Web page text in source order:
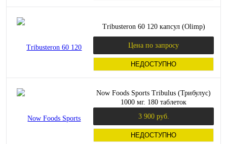
Tribusteron 60 120 капсул (Olimp)
Цена по запросу
НЕДОСТУПНО
Now Foods Sports Tribulus (Трибулус)
1000 мг. 180 таблеток
3 900 руб.
НЕДОСТУПНО